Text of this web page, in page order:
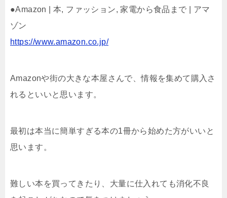
●Amazon | 本, ファッション, 家電から食品まで | アマ
ゾン
https://www.amazon.co.jp/
Amazonや街の大きな本屋さんで、情報を集めて購入さ
れるといいと思います。
最初は本当に簡単すぎる本の1冊から始めた方がいいと
思います。
難しい本を買ってきたり、大量に仕入れても消化不良